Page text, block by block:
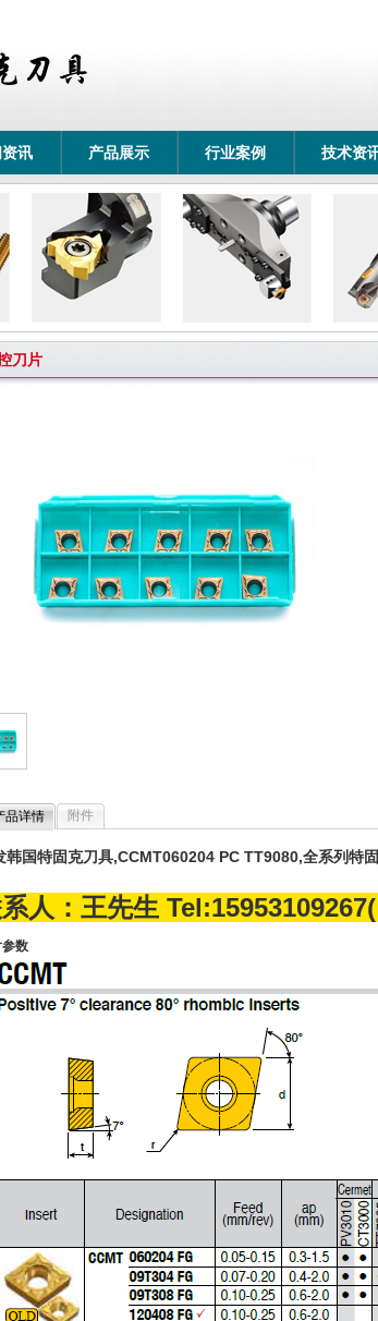
讯 产品展示 行业案例 技术资
刀片
品详情 附件
韩国特固克刀具,CCMT060204 PC TT9080,全系列特
人：王先生
参数